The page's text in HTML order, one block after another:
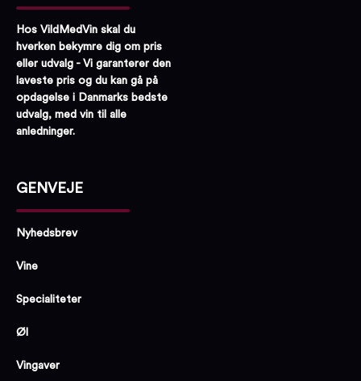
Hos VildMedVin skal du
hverken bekymre dig om pris
eller udvalg - Vi garanterer den
laveste pris og du kan gå på
opdagelse i Danmarks bedste
udvalg, med vin til alle
anledninger.
GENVEJE
Nyhedsbrev
Vine
Specialiteter
Øl
Vingaver